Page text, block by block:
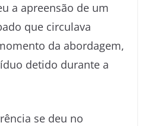
a apreensão de um
que circulava
da abordagem,
detido durante a
se deu no